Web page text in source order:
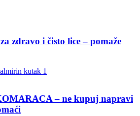
zdravo i čisto lice – pomaže
– ne kupuj napravi